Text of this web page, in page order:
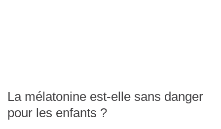
La mélatonine est-elle sans danger
pour les enfants ?